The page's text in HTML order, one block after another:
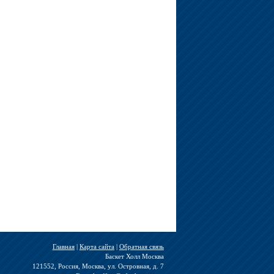
Главная| Карта сайта| Обратная связь
Баскет Холл Москва
121552, Россия, Москва, ул. Островная, д. 7